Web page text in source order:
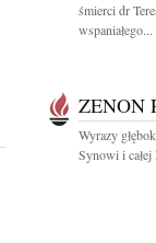
śmierci dr
wspaniałego...
ZENON
Wyrazy
Synowi i